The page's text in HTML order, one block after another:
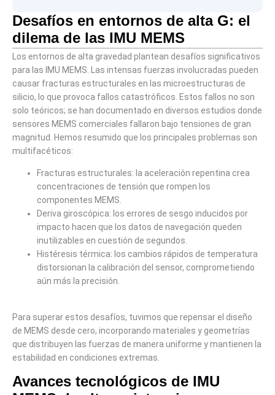
Desafíos en entornos de alta G: el
dilema de las IMU MEMS
Los entornos de alta gravedad plantean desafíos significativos
para las IMU MEMS. Las intensas fuerzas involucradas pueden
causar fracturas estructurales en las microestructuras de
silicio, lo que provoca fallos catastróficos. Estos fallos no son
solo teóricos; se han documentado en diversos estudios donde
sensores MEMS comerciales fallaron bajo tensiones de gran
magnitud. Hemos resumido que los principales problemas son
multifacéticos:
Fracturas estructurales: la aceleración repentina crea
concentraciones de tensión que rompen los
componentes MEMS.
Deriva giroscópica: los errores de sesgo inducidos por
impacto hacen que los datos de navegación queden
inutilizables en cuestión de segundos.
Histéresis térmica: los cambios rápidos de temperatura
distorsionan la calibración del sensor, comprometiendo
aún más la precisión.
Para superar estos desafíos, tuvimos que repensar el diseño
de MEMS desde cero, incorporando materiales y geometrías
que distribuyen las fuerzas de manera uniforme y mantienen la
estabilidad en condiciones extremas.
Avances tecnológicos de IMU